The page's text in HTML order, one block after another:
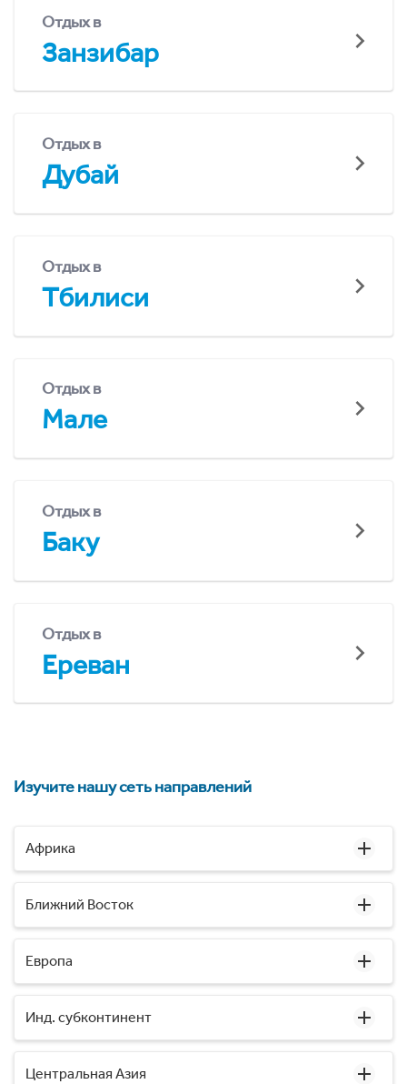
Отдых в
Занзибар
Отдых в
Дубай
Отдых в
Тбилиси
Отдых в
Мале
Отдых в
Баку
Отдых в
Ереван
Изучите нашу сеть направлений
Африка
Ближний Восток
Европа
Инд. субконтинент
Центральная Азия